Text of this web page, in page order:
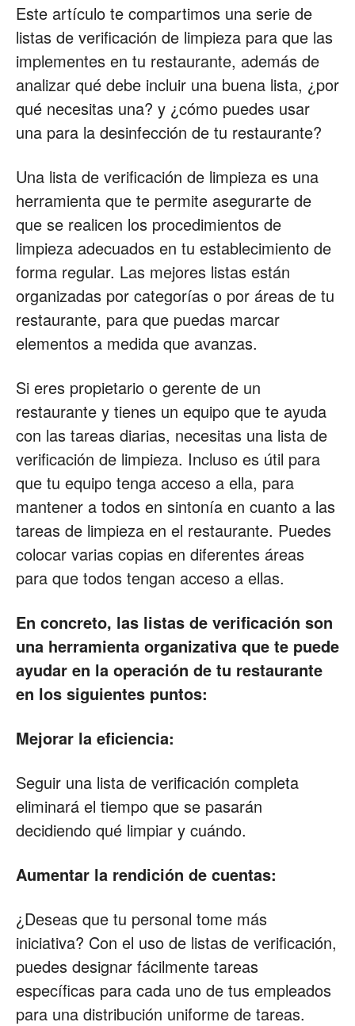
para
Restaurantes
Este artículo te compartimos una serie de
listas de verificación de limpieza para que las
implementes en tu restaurante, además de
analizar qué debe incluir una buena lista, ¿por
qué necesitas una? y ¿cómo puedes usar
una para la desinfección de tu restaurante?
Una lista de verificación de limpieza es una
herramienta que te permite asegurarte de
que se realicen los procedimientos de
limpieza adecuados en tu establecimiento de
forma regular. Las mejores listas están
organizadas por categorías o por áreas de tu
restaurante, para que puedas marcar
elementos a medida que avanzas.
Si eres propietario o gerente de un
restaurante y tienes un equipo que te ayuda
con las tareas diarias, necesitas una lista de
verificación de limpieza. Incluso es útil para
que tu equipo tenga acceso a ella, para
mantener a todos en sintonía en cuanto a las
tareas de limpieza en el restaurante. Puedes
colocar varias copias en diferentes áreas
para que todos tengan acceso a ellas.
En concreto, las listas de verificación son
una herramienta organizativa que te puede
ayudar en la operación de tu restaurante
en los siguientes puntos:
Mejorar la eficiencia:
Seguir una lista de verificación completa
eliminará el tiempo que se pasarán
decidiendo qué limpiar y cuándo.
Aumentar la rendición de cuentas:
¿Deseas que tu personal tome más
iniciativa? Con el uso de listas de verificación,
puedes designar fácilmente tareas
específicas para cada uno de tus empleados
para una distribución uniforme de tareas.